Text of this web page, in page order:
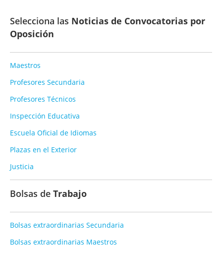
Selecciona las Noticias de Convocatorias por
Oposición
Maestros
Profesores Secundaria
Profesores Técnicos
Inspección Educativa
Escuela Oficial de Idiomas
Plazas en el Exterior
Justicia
Bolsas de Trabajo
Bolsas extraordinarias Secundaria
Bolsas extraordinarias Maestros